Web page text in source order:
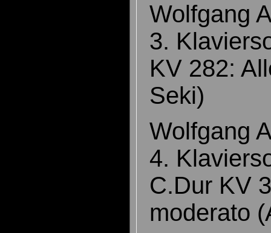
Wolfgang
3.
KV 282:
Seki)
Wolfgang
4.
C.Dur KV
moderato